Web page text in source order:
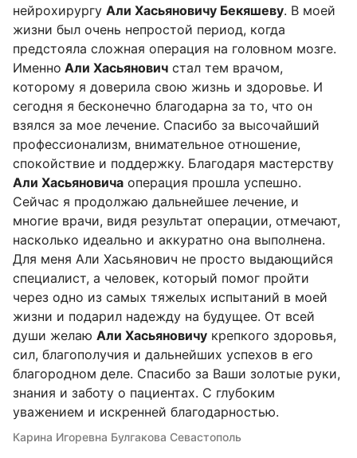
нейрохирургу Али Хасьяновичу Бекяшеву. В моей
жизни был очень непростой период, когда
предстояла сложная операция на головном мозге.
Именно Али Хасьянович стал тем врачом,
которому я доверила свою жизнь и здоровье. И
сегодня я бесконечно благодарна за то, что он
взялся за мое лечение. Спасибо за высочайший
профессионализм, внимательное отношение,
спокойствие и поддержку. Благодаря мастерству
Али Хасьяновича операция прошла успешно.
Сейчас я продолжаю дальнейшее лечение, и
многие врачи, видя результат операции, отмечают,
насколько идеально и аккуратно она выполнена.
Для меня Али Хасьянович не просто выдающийся
специалист, а человек, который помог пройти
через одно из самых тяжелых испытаний в моей
жизни и подарил надежду на будущее. От всей
души желаю Али Хасьяновичу крепкого здоровья,
сил, благополучия и дальнейших успехов в его
благородном деле. Спасибо за Ваши золотые руки,
знания и заботу о пациентах. С глубоким
уважением и искренней благодарностью.
Карина Игоревна Булгакова Севастополь